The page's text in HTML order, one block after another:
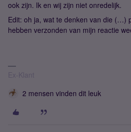
ook zijn. Ik en wij zijn niet onredelijk.
Edit: oh ja, wat te denken van die (…)
hebben verzonden van mijn reactie
Ex-Klant
2 mensen vinden dit leuk